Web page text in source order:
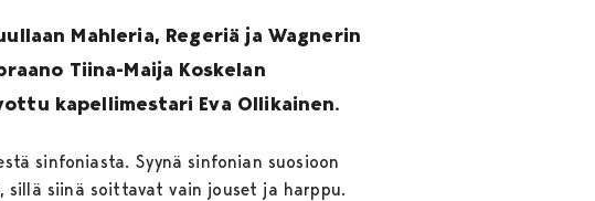
Mahleria, Regeriä ja Wagnerin
Tiina-Maija Koskelan
kapellimestari Eva Ollikainen.
sinfoniasta. Syynä sinfonian suosioon
sillä siinä soittavat vain jouset ja harppu.